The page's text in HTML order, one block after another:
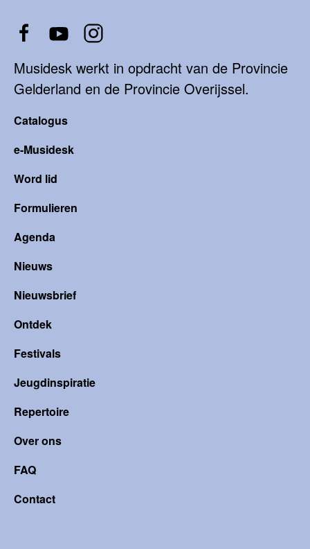
Musidesk werkt in opdracht van de Provincie
Gelderland en de Provincie Overijssel.
Catalogus
e-Musidesk
Word lid
Formulieren
Agenda
Nieuws
Nieuwsbrief
Ontdek
Festivals
Jeugdinspiratie
Repertoire
Over ons
FAQ
Contact